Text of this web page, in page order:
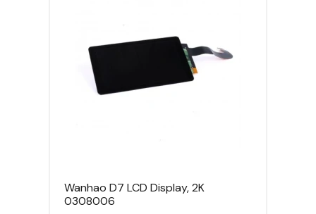
Wanhao D7 LCD Display, 2K
0308006